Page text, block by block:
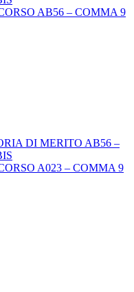
AB56 – COMMA 9
DI MERITO AB56 –
A023 – COMMA 9